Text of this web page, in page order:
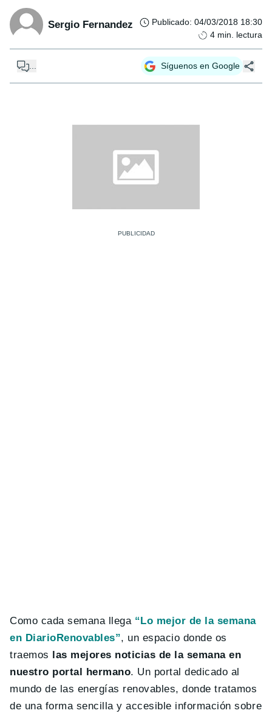
Sergio Fernandez Publicado: 04/03/2018 18:30
4 min. lectura
... Síguenos en Google
Como cada semana llega “Lo mejor de la semana
en DiarioRenovables”, un espacio donde os
traemos las mejores noticias de la semana en
nuestro portal hermano. Un portal dedicado al
mundo de las energías renovables, donde tratamos
de una forma sencilla y accesible información sobre